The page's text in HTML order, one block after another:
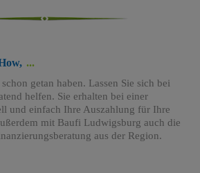
getan haben. Lassen Sie sich bei
helfen. Sie erhalten bei einer
und einfach Ihre Auszahlung für Ihre
mit Baufi Ludwigsburg auch die
aus der Region.